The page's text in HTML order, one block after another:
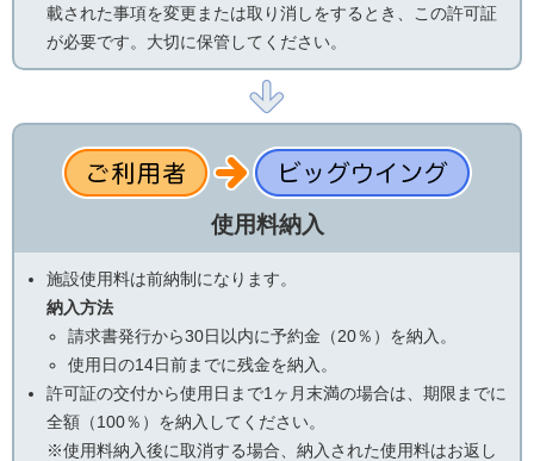
載された事項を変更または取り消しをするとき、この許可証
が必要です。大切に保管してください。
使用料納入
施設使用料は前納制になります。
納入方法
請求書発行から30日以内に予約金（20％）を納入。
使用日の14日前までに残金を納入。
許可証の交付から使用日まで1ヶ月末満の場合は、期限までに
全額（100％）を納入してください。
※使用料納入後に取消する場合、納入された使用料はお返し